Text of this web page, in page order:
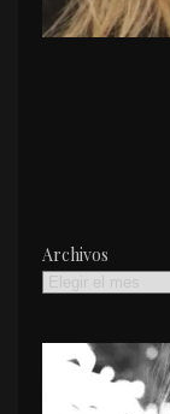
Archivos